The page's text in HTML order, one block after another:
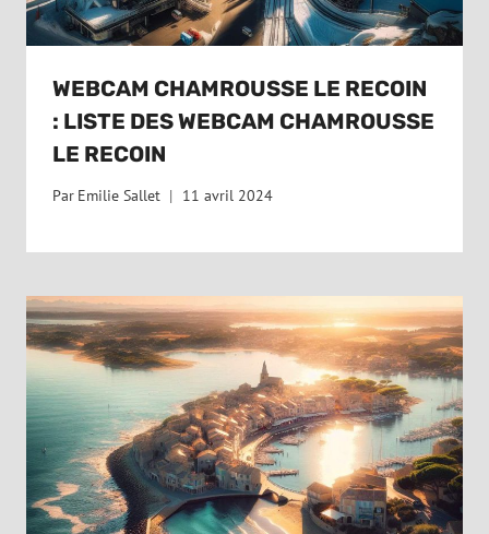
WEBCAM CHAMROUSSE LE RECOIN
: LISTE DES WEBCAM CHAMROUSSE
LE RECOIN
Par Emilie Sallet 11 avril 2024